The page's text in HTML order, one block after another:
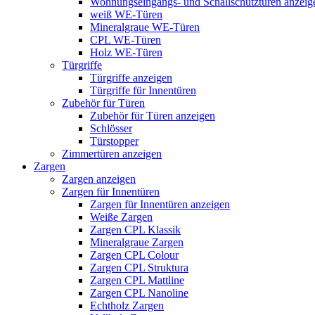
weiß WE-Türen
Mineralgraue WE-Türen
CPL WE-Türen
Holz WE-Türen
Türgriffe
Türgriffe anzeigen
Türgriffe für Innentüren
Zubehör für Türen
Zubehör für Türen anzeigen
Schlösser
Türstopper
Zimmertüren anzeigen
Zargen
Zargen anzeigen
Zargen für Innentüren
Zargen für Innentüren anzeigen
Weiße Zargen
Zargen CPL Klassik
Mineralgraue Zargen
Zargen CPL Colour
Zargen CPL Struktura
Zargen CPL Mattline
Zargen CPL Nanoline
Echtholz Zargen